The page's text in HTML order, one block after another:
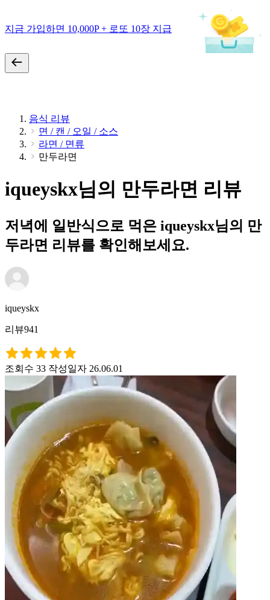
지금 가입하면 10,000P + 로또 10장 지급
음식 리뷰
면 / 캔 / 오일 / 소스
라면 / 면류
만두라면
iqueyskx님의 만두라면 리뷰
저녁에 일반식으로 먹은 iqueyskx님의 만
두라면 리뷰를 확인해보세요.
iqueyskx
리뷰941
조회수 33 작성일자 26.06.01